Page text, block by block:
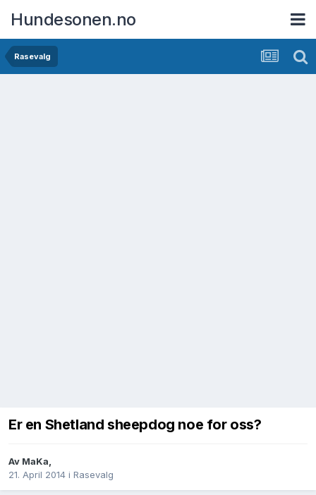
Hundesonen.no
Rasevalg
Er en Shetland sheepdog noe for oss?
Av MaKa,
21. April 2014 i Rasevalg